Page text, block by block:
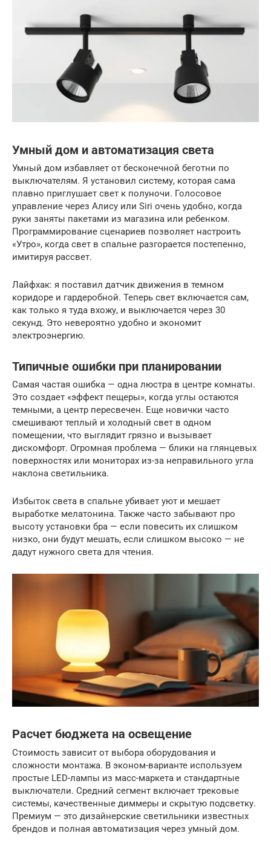
Умный дом и автоматизация света
Умный дом избавляет от бесконечной беготни по
выключателям. Я установил систему, которая сама
плавно приглушает свет к полуночи. Голосовое
управление через Алису или Siri очень удобно, когда
руки заняты пакетами из магазина или ребенком.
Программирование сценариев позволяет настроить
«Утро», когда свет в спальне разгорается постепенно,
имитируя рассвет.
Лайфхак: я поставил датчик движения в темном
коридоре и гардеробной. Теперь свет включается сам,
как только я туда вхожу, и выключается через 30
секунд. Это невероятно удобно и экономит
электроэнергию.
Типичные ошибки при планировании
Самая частая ошибка — одна люстра в центре комнаты.
Это создает «эффект пещеры», когда углы остаются
темными, а центр пересвечен. Еще новички часто
смешивают теплый и холодный свет в одном
помещении, что выглядит грязно и вызывает
дискомфорт. Огромная проблема — блики на глянцевых
поверхностях или мониторах из-за неправильного угла
наклона светильника.
Избыток света в спальне убивает уют и мешает
выработке мелатонина. Также часто забывают про
высоту установки бра — если повесить их слишком
низко, они будут мешать, если слишком высоко — не
дадут нужного света для чтения.
Расчет бюджета на освещение
Стоимость зависит от выбора оборудования и
сложности монтажа. В эконом-варианте используем
простые LED-лампы из масс-маркета и стандартные
выключатели. Средний сегмент включает трековые
системы, качественные диммеры и скрытую подсветку.
Премиум — это дизайнерские светильники известных
брендов и полная автоматизация через умный дом.